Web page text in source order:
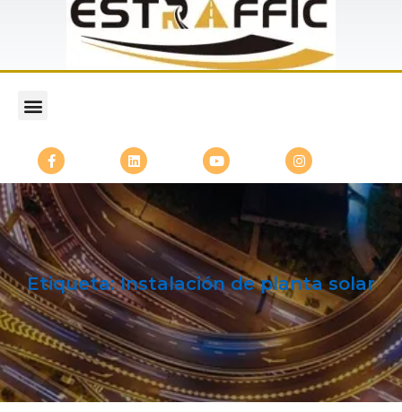
Etiqueta:Instalación de planta solar